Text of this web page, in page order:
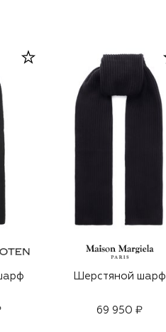
Шерстяной шарф
69 950 ₽